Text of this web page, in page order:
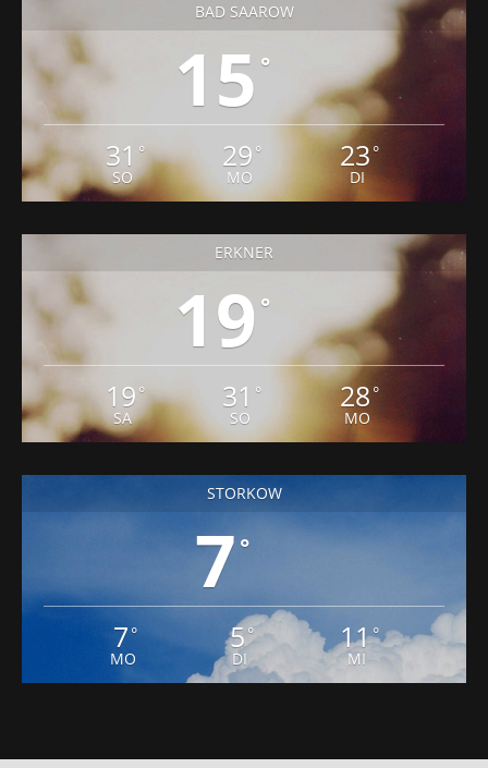
BAD SAAROW
15 °
31 °
SO
29 °
MO
23 °
DI
ERKNER
19 °
19 °
SA
31 °
SO
28 °
MO
STORKOW
7°
7 °
MO
5°
DI
11°
MI